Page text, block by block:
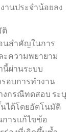
นประจำน้อยลง
ติ
นสำคัญในการ
ะความพยายาม
นี้ผ่านระบบ
อบการทำงาน
งกรณีทดสอบ ระบุ
ได้โดยอัตโนมัติ
การแก้ไขข้อ